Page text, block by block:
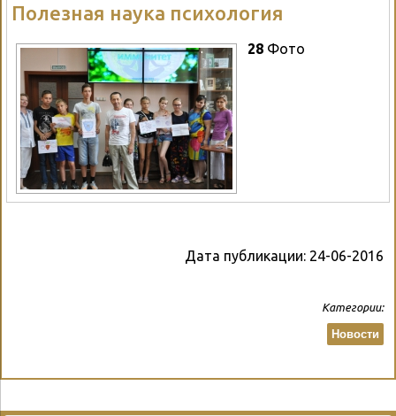
Полезная наука психология
28 Фото
Дата публикации: 24-06-2016
Категории:
Новости